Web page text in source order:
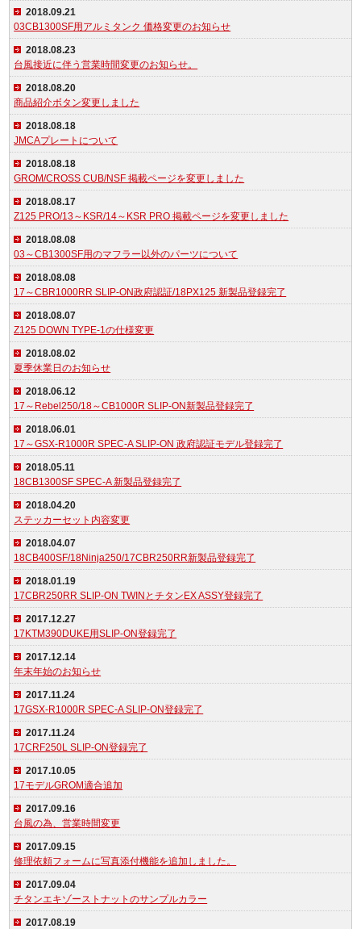
2018.09.21
03CB1300SF用アルミタンク 価格変更のお知らせ
2018.08.23
台風接近に伴う営業時間変更のお知らせ。
2018.08.20
商品紹介ボタン変更しました
2018.08.18
JMCAプレートについて
2018.08.18
GROM/CROSS CUB/NSF 掲載ページを変更しました
2018.08.17
Z125 PRO/13～KSR/14～KSR PRO 掲載ページを変更しました
2018.08.08
03～CB1300SF用のマフラー以外のパーツについて
2018.08.08
17～CBR1000RR SLIP-ON政府認証/18PX125 新製品登録完了
2018.08.07
Z125 DOWN TYPE-1の仕様変更
2018.08.02
夏季休業日のお知らせ
2018.06.12
17～Rebel250/18～CB1000R SLIP-ON新製品登録完了
2018.06.01
17～GSX-R1000R SPEC-A SLIP-ON 政府認証モデル登録完了
2018.05.11
18CB1300SF SPEC-A 新製品登録完了
2018.04.20
ステッカーセット内容変更
2018.04.07
18CB400SF/18Ninja250/17CBR250RR新製品登録完了
2018.01.19
17CBR250RR SLIP-ON TWINとチタンEX ASSY登録完了
2017.12.27
17KTM390DUKE用SLIP-ON登録完了
2017.12.14
年末年始のお知らせ
2017.11.24
17GSX-R1000R SPEC-A SLIP-ON登録完了
2017.11.24
17CRF250L SLIP-ON登録完了
2017.10.05
17モデルGROM適合追加
2017.09.16
台風の為、営業時間変更
2017.09.15
修理依頼フォームに写真添付機能を追加しました。
2017.09.04
チタンエキゾーストナットのサンプルカラー
2017.08.19